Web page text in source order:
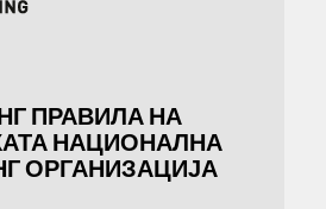
ПРАВИЛА НА
НАЦИОНАЛНА
ОРГАНИЗАЦИЈА